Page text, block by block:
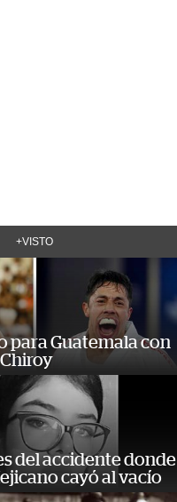
+VISTO
para Guatemala con
del accidente donde
cayó al vacío